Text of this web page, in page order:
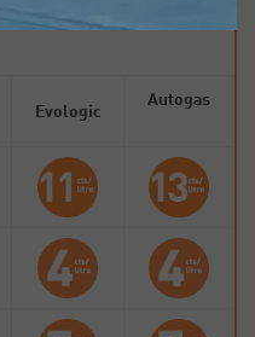
Evologic
Autogas